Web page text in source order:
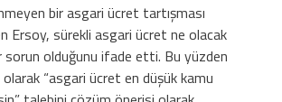
bir asgari ücret tartışması
Ersoy, sürekli asgari ücret ne olacak
sorun olduğunu ifade etti. Bu yüzden
olarak “asgari ücret en düşük kamu